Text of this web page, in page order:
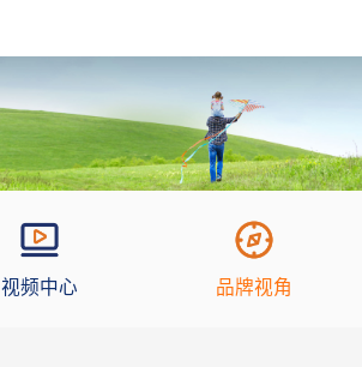
视频中心 品牌视角